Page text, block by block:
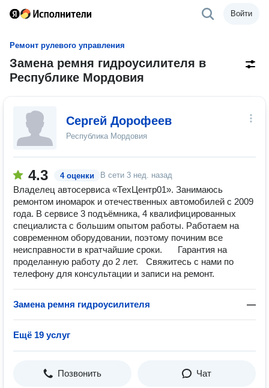
Войти
Ремонт рулевого управления
Замена ремня гидроусилителя в
Республике Мордовия
Сергей Дорофеев
Республика Мордовия
4.3 4 оценки В сети 3 нед. назад
Владелец автосервиса «ТехЦентр01». Занимаюсь
ремонтом иномарок и отечественных автомобилей с 2009
года. В сервисе 3 подъёмника, 4 квалифицированных
специалиста с большим опытом работы. Работаем на
современном оборудовании, поэтому починим все
неисправности в кратчайшие сроки. Гарантия на
проделанную работу до 2 лет. Свяжитесь с нами по
телефону для консультации и записи на ремонт.
Замена ремня гидроусилителя —
Ещё 19 услуг
Позвонить Чат